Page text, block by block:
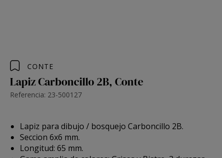
CONTE
Lapiz Carboncillo 2B, Conte
Referencia: 23-500127
Lapiz para dibujo / bosquejo Carboncillo 2B.
Seccion 6x6 mm.
Longitud: 65 mm.